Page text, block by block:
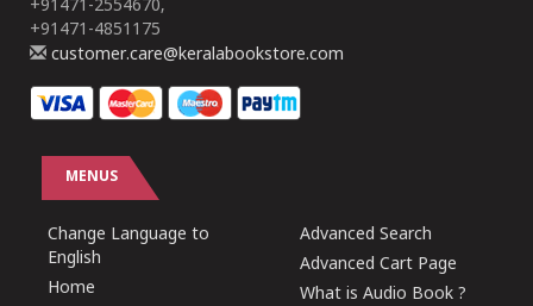
+91471-2554670,
+91471-4851175
customer.care@keralabookstore.com
MENUS
Change Language to
English
Home
Advanced Search
Advanced Cart Page
What is Audio Book ?